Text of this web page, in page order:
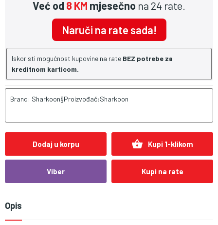
Već od8 KM mjesečno na 24 rate.
Naruči na rate sada!
Iskoristi mogućnost kupovine na rate BEZ potrebe za
kreditnom karticom.
Brand: Sharkoon§Proizvođač:Sharkoon
Dodaj u korpu shopping_basket Kupi 1-klikom
Viber Kupi na rate
Opis